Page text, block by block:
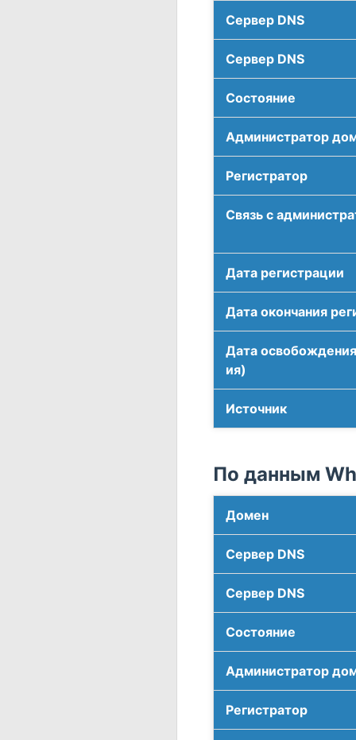
Сервер DNS
Сервер DNS
Соcтояние
Администратор
Регистратор
Связь с
Дата регистрации
Дата окончания
Дата
ия)
Источник
По данным
Домен
Сервер DNS
Сервер DNS
Соcтояние
Администратор
Регистратор